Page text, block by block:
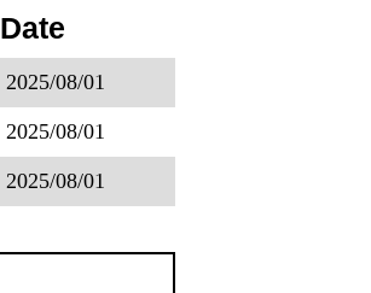
Date
2025/08/01
2025/08/01
2025/08/01